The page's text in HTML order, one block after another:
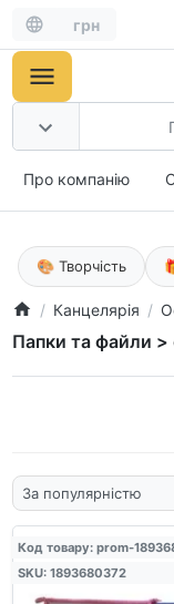
грн
Про компанію
🎨 Творчість
Канцелярія
Папки та файли >
Код товару: prom-
SKU: 1893680372